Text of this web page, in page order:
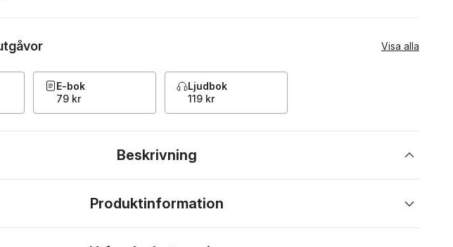
Visa alla
E-bok
79 kr
Ljudbok
119 kr
Beskrivning
Produktinformation